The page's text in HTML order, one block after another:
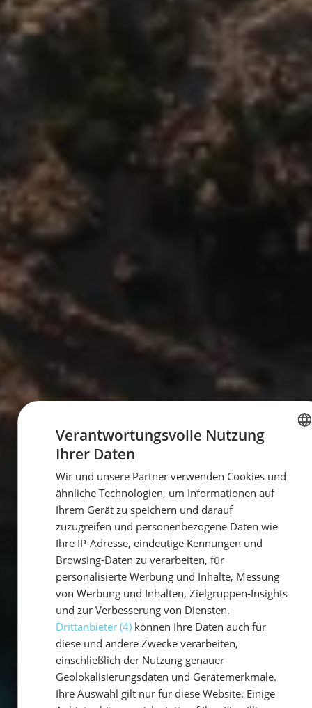
GERMAN
Verantwortungsvolle Nutzung
Ihrer Daten
Wir und unsere Partner verwenden Cookies und
ähnliche Technologien, um Informationen auf
Ihrem Gerät zu speichern und darauf
zuzugreifen und personenbezogene Daten wie
Ihre IP-Adresse, eindeutige Kennungen und
Browsing-Daten zu verarbeiten, für
personalisierte Werbung und Inhalte, Messung
von Werbung und Inhalten, Zielgruppen-Insights
und zur Verbesserung von Diensten.
Drittanbieter (4)können Ihre Daten auch für
diese und andere Zwecke verarbeiten,
einschließlich der Nutzung genauer
Geolokalisierungsdaten und Gerätemerkmale.
Ihre Auswahl gilt nur für diese Website. Einige